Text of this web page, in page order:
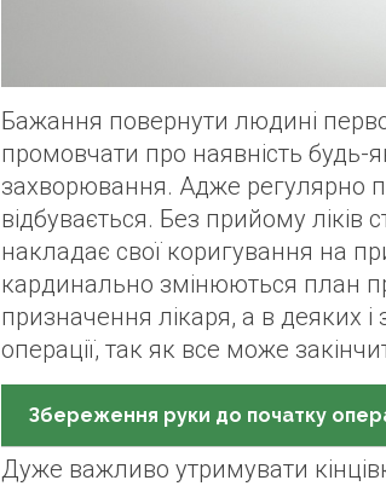
Бажання повернути людині
промовчати про наявність будь-
захворювання. Адже регулярно
відбувається. Без прийому ліків
накладає свої коригування на
кардинально змінюються план
призначення лікаря, а в деяких і
операції, так як все може
Збереження руки до початку
Дуже важливо утримувати